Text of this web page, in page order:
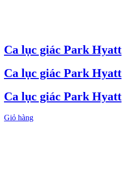
Ca lục giác Park Hyatt
Ca lục giác Park Hyatt
Ca lục giác Park Hyatt
Giỏ hàng